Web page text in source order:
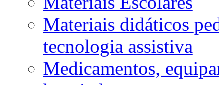
Materiais didáticos
tecnologia assistiva
Medicamentos,